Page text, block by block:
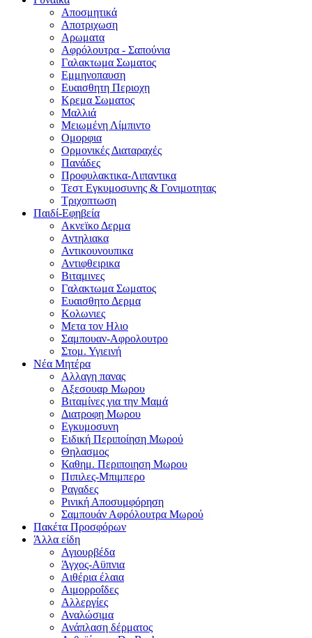
Αποσμητικά
Αποτριχωση
Αρωματα
Αφρόλουτρα - Σαπούνια
Γαλακτωμα Σωματος
Εμμηνοπαυση
Ευαισθητη Περιοχη
Κρεμα Σωματος
Μαλλιά
Μειωμένη Λίμπιντο
Ομορφια
Ορμονικές Διαταραχές
Πανάδες
Προφυλακτικα-Λιπαντικα
Τεστ Εγκυμοσυνης & Γονιμοτητας
Τριχοπτωση
Παιδί-Εφηβεία
Ακνεϊκο Δερμα
Αντηλιακα
Αντικουνουπικα
Αντιφθειρικα
Βιταμινες
Γαλακτωμα Σωματος
Ευαισθητο Δερμα
Κολωνιες
Μετα τον Ηλιο
Σαμπουαν-Αφρολουτρο
Στομ. Υγιεινή
Νέα Μητέρα
Αλλαγη πανας
Αξεσουαρ Μωρου
Βιταμίνες για την Μαμά
Διατροφη Μωρου
Εγκυμοσυνη
Ειδική Περιποίηση Μωρού
Θηλασμος
Καθημ. Περιποιηση Μωρου
Πιπιλες-Μπιμπερο
Ραγαδες
Ρινική Αποσυμφόρηση
Σαμπουάν Αφρόλουτρα Μωρού
Πακέτα Προσφόρων
Άλλα είδη
Αγιουρβέδα
Άγχος-Αϋπνια
Αιθέρια έλαια
Αιμορροΐδες
Αλλεργίες
Αναλώσιμα
Ανάπλαση δέρματος